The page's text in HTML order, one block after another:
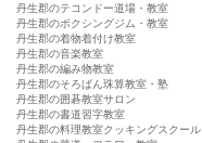
丹生郡のテコンドー道場・教室
丹生郡のボクシングジム・教室
丹生郡の着物着付け教室
丹生郡の音楽教室
丹生郡の編み物教室
丹生郡のそろばん珠算教室・塾
丹生郡の囲碁教室サロン
丹生郡の書道習字教室
丹生郡の料理教室クッキングスクール